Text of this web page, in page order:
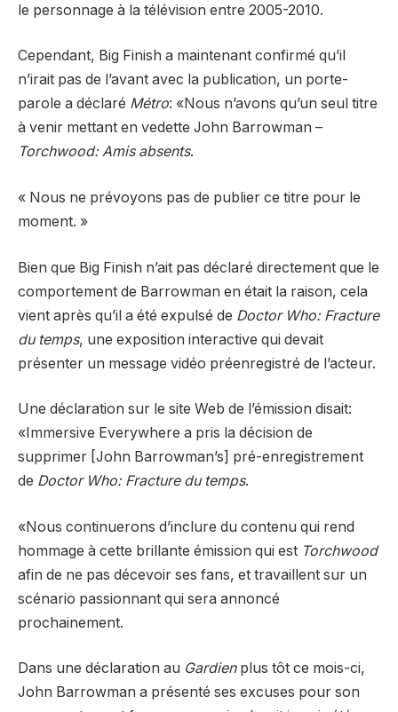
le personnage à la télévision entre 2005-2010.
Cependant, Big Finish a maintenant confirmé qu’il
n’irait pas de l’avant avec la publication, un porte-
parole a déclaré Métro: «Nous n’avons qu’un seul titre
à venir mettant en vedette John Barrowman –
Torchwood: Amis absents.
« Nous ne prévoyons pas de publier ce titre pour le
moment. »
Bien que Big Finish n’ait pas déclaré directement que le
comportement de Barrowman en était la raison, cela
vient après qu’il a été expulsé de Doctor Who: Fracture
du temps, une exposition interactive qui devait
présenter un message vidéo préenregistré de l’acteur.
Une déclaration sur le site Web de l’émission disait:
«Immersive Everywhere a pris la décision de
supprimer [John Barrowman’s] pré-enregistrement
de Doctor Who: Fracture du temps.
«Nous continuerons d’inclure du contenu qui rend
hommage à cette brillante émission qui est Torchwood
afin de ne pas décevoir ses fans, et travaillent sur un
scénario passionnant qui sera annoncé
prochainement.
Dans une déclaration au Gardienplus tôt ce mois-ci,
John Barrowman a présenté ses excuses pour son